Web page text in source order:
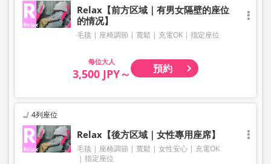
Relax【前方区域｜有男女隔壁的座位
的情况】
毛毯 座椅調節 寬鬆 充電OK 指定座位
大人
3,500 JPY～ 預約
4列座位
Relax【後方区域｜女性專用座席】
毛毯 座椅調節 寬鬆 女性安心
充電OK
指定座位